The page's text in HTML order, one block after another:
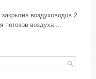
воздуховодов 2
потоков воздуха ...